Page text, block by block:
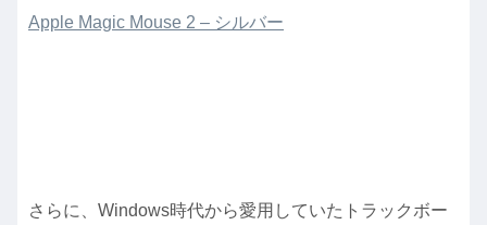
Apple Magic Mouse 2 – シルバー
さらに、Windows時代から愛用していたトラックボー